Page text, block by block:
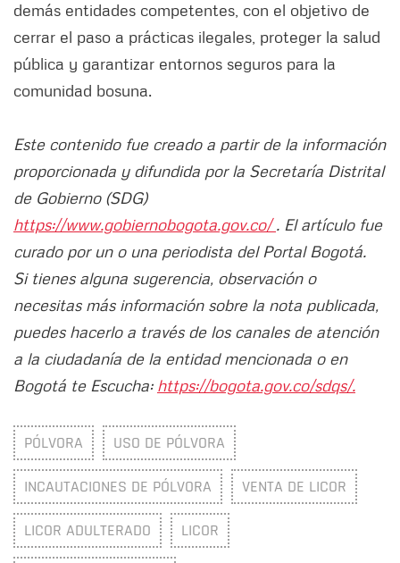
demás entidades competentes, con el objetivo de
cerrar el paso a prácticas ilegales, proteger la salud
pública y garantizar entornos seguros para la
comunidad bosuna.
Este contenido fue creado a partir de la información
proporcionada y difundida por la Secretaría Distrital
de Gobierno (SDG)
https://www.gobiernobogota.gov.co/. El artículo fue
curado por un o una periodista del Portal Bogotá.
Si tienes alguna sugerencia, observación o
necesitas más información sobre la nota publicada,
puedes hacerlo a través de los canales de atención
a la ciudadanía de la entidad mencionada o en
Bogotá te Escucha: https://bogota.gov.co/sdqs/.
PÓLVORA USO DE PÓLVORA
INCAUTACIONES DE PÓLVORA VENTA DE LICOR
LICOR ADULTERADO LICOR